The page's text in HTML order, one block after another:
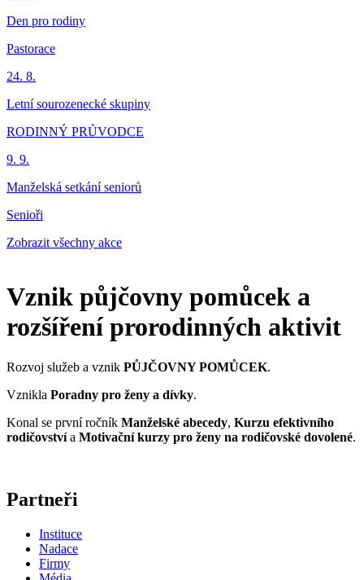
Den pro rodiny
Pastorace
24. 8.
Letní sourozenecké skupiny
RODINNÝ PRŮVODCE
9. 9.
Manželská setkání seniorů
Senioři
Zobrazit všechny akce
Vznik půjčovny pomůcek a
rozšíření prorodinných aktivit
Rozvoj služeb a vznik PŮJČOVNY POMŮCEK.
Vznikla Poradny pro ženy a dívky.
Konal se první ročník Manželské abecedy, Kurzu efektivního
rodičovstvía Motivační kurzy pro ženy na rodičovské dovolené.
Partneři
Instituce
Nadace
Firmy